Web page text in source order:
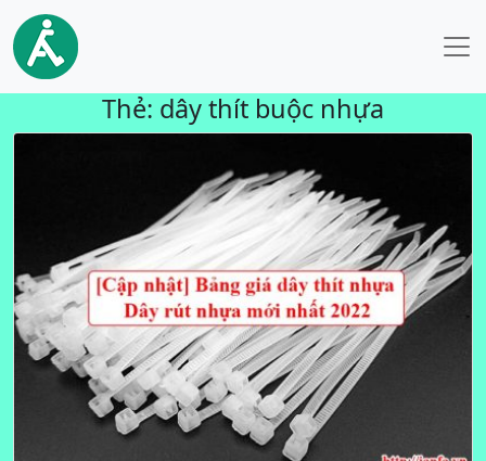
Thẻ: dây thít buộc nhựa